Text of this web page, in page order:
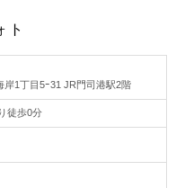
スタジオトップ
ト
岸1丁目5ｰ31 JR門司港駅2階
徒歩0分